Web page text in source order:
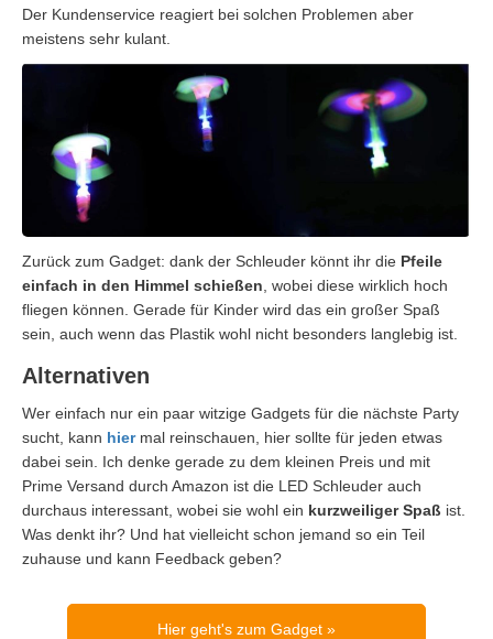
Der Kundenservice reagiert bei solchen Problemen aber
meistens sehr kulant.
Zurück zum Gadget: dank der Schleuder könnt ihr die Pfeile
einfach in den Himmel schießen , wobei diese wirklich hoch
fliegen können. Gerade für Kinder wird das ein großer Spaß
sein, auch wenn das Plastik wohl nicht besonders langlebig ist.
Alternativen
Wer einfach nur ein paar witzige Gadgets für die nächste Party
sucht, kann hiermal reinschauen, hier sollte für jeden etwas
dabei sein. Ich denke gerade zu dem kleinen Preis und mit
Prime Versand durch Amazon ist die LED Schleuder auch
durchaus interessant, wobei sie wohl ein kurzweiliger Spaß ist.
Was denkt ihr? Und hat vielleicht schon jemand so ein Teil
zuhause und kann Feedback geben?
Hier geht's zum Gadget